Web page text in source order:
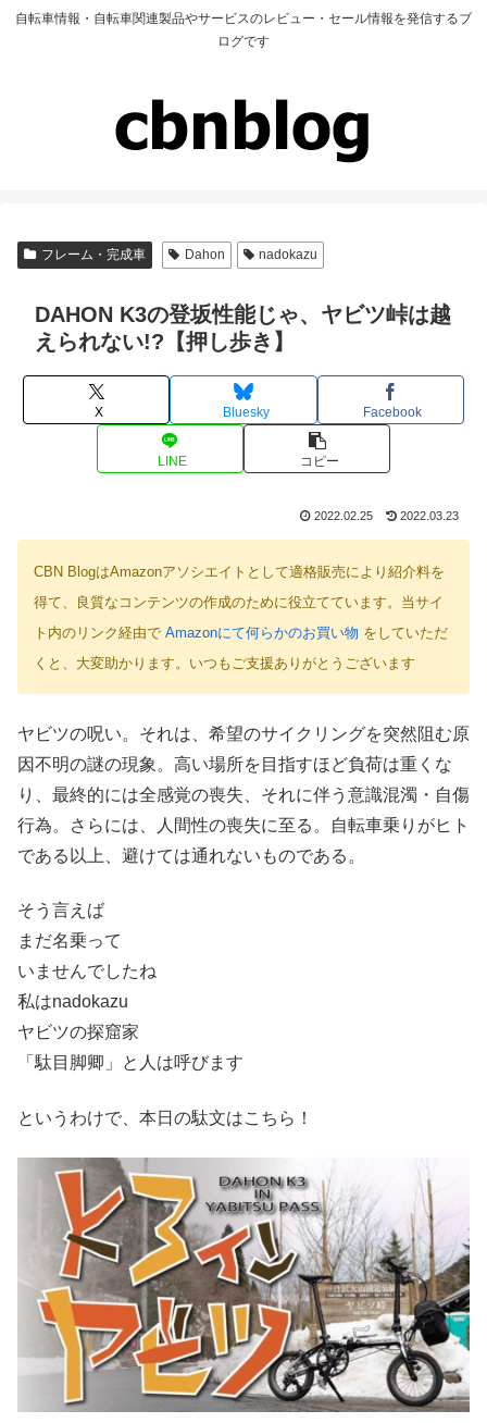
自転車情報・自転車関連製品やサービスのレビュー・セール情報を発信するブ
ログです
フレーム・完成車 Dahon nadokazu
DAHON K3の登坂性能じゃ、ヤビツ峠は越
えられない!?【押し歩き】
X Bluesky Facebook
LINE コピー
2022.02.25 2022.03.23
CBN BlogはAmazonアソシエイトとして適格販売により紹介料を
得て、良質なコンテンツの作成のために役立てています。当サイ
ト内のリンク経由で Amazonにて何らかのお買い物 をしていただ
くと、大変助かります。いつもご支援ありがとうございます
ヤビツの呪い。それは、希望のサイクリングを突然阻む原
因不明の謎の現象。高い場所を目指すほど負荷は重くな
り、最終的には全感覚の喪失、それに伴う意識混濁・自傷
行為。さらには、人間性の喪失に至る。自転車乗りがヒト
である以上、避けては通れないものである。
そう言えば
まだ名乗って
いませんでしたね
私はnadokazu
ヤビツの探窟家
「駄目脚卿」と人は呼びます
というわけで、本日の駄文はこちら！